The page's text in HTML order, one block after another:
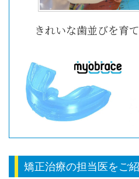
きれいな歯並びを育
矯正治療の担当医をご